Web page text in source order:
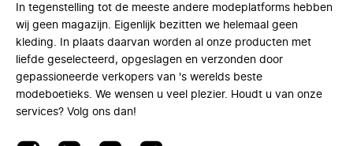
In tegenstelling tot de meeste andere modeplatforms hebben
wij geen magazijn. Eigenlijk bezitten we helemaal geen
kleding. In plaats daarvan worden al onze producten met
liefde geselecteerd, opgeslagen en verzonden door
gepassioneerde verkopers van 's werelds beste
modeboetieks. We wensen u veel plezier. Houdt u van onze
services? Volg ons dan!